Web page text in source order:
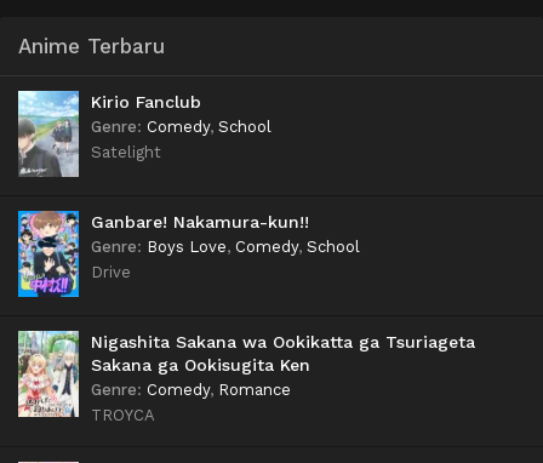
Anime Terbaru
Kirio Fanclub
Genre: Comedy, School
Satelight
Ganbare! Nakamura-kun!!
Genre: Boys Love, Comedy, School
Drive
Nigashita Sakana wa Ookikatta ga Tsuriageta
Sakana ga Ookisugita Ken
Genre: Comedy, Romance
TROYCA